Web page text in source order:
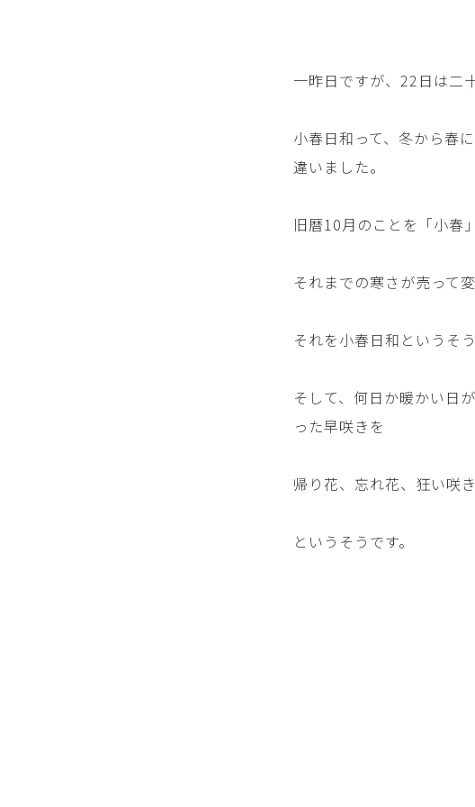
一昨日ですが、22日は二
小春日和って、冬から春
違いました。
旧暦10月のことを「小春
それまでの寒さが売って
それを小春日和というそう
そして、何日か暖かい日
った早咲きを
帰り花、忘れ花、狂い咲き
というそうです。